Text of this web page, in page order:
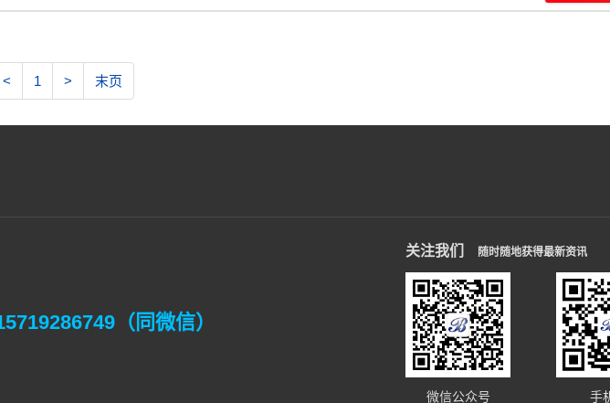
< 1 > 末页
（同微信）
关注我们 随时随地获得最新资讯
微信公众号 手